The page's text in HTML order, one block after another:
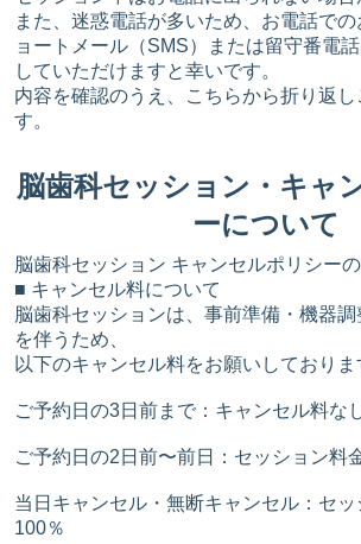
また、迷惑電話が多いため、お電話で
ョートメール（SMS）または留守番電
していただけますと幸いです。
内容を確認のうえ、こちらから折り返し
す。
脳歯科セッション・キャ
ーについて
脳歯科セッション キャンセルポリシー
■ キャンセル料について
脳歯科セッションは、事前準備・機器
を伴うため、
以下のキャンセル料をお願いしておりま
ご予約日の3日前まで：キャンセル料な
ご予約日の2日前〜前日：セッション料
当日キャンセル・無断キャンセル：セ
100％